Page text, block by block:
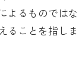
よるものでは
ることを指し